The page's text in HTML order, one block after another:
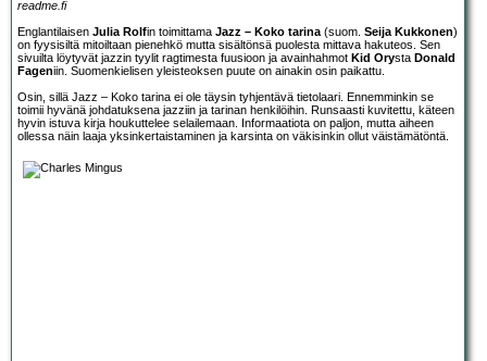
readme.fi
Englantilaisen Julia Rolfin toimittama Jazz – Koko tarina(suom. Seija Kukkonen)
on fyysisiltä mitoiltaan pienehkö mutta sisältönsä puolesta mittava hakuteos. Sen
sivuilta löytyvät jazzin tyylit ragtimesta fuusioon ja avainhahmot Kid Orysta Donald
Fageniin. Suomenkielisen yleisteoksen puute on ainakin osin paikattu.
Osin, sillä Jazz – Koko tarina ei ole täysin tyhjentävä tietolaari. Ennemminkin se
toimii hyvänä johdatuksena jazziin ja tarinan henkilöihin. Runsaasti kuvitettu, käteen
hyvin istuva kirja houkuttelee selailemaan. Informaatiota on paljon, mutta aiheen
ollessa näin laaja yksinkertaistaminen ja karsinta on väkisinkin ollut väistämätöntä.